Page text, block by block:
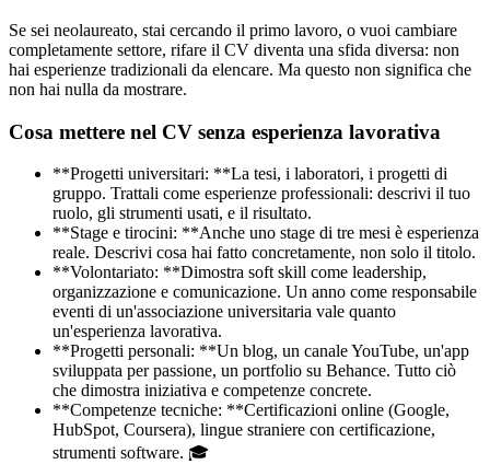
Se sei neolaureato, stai cercando il primo lavoro, o vuoi cambiare
completamente settore, rifare il CV diventa una sfida diversa: non
hai esperienze tradizionali da elencare. Ma questo non significa che
non hai nulla da mostrare.
Cosa mettere nel CV senza esperienza lavorativa
**Progetti universitari: **La tesi, i laboratori, i progetti di
gruppo. Trattali come esperienze professionali: descrivi il tuo
ruolo, gli strumenti usati, e il risultato.
**Stage e tirocini: **Anche uno stage di tre mesi è esperienza
reale. Descrivi cosa hai fatto concretamente, non solo il titolo.
**Volontariato: **Dimostra soft skill come leadership,
organizzazione e comunicazione. Un anno come responsabile
eventi di un'associazione universitaria vale quanto
un'esperienza lavorativa.
**Progetti personali: **Un blog, un canale YouTube, un'app
sviluppata per passione, un portfolio su Behance. Tutto ciò
che dimostra iniziativa e competenze concrete.
**Competenze tecniche: **Certificazioni online (Google,
HubSpot, Coursera), lingue straniere con certificazione,
strumenti software. 🎓